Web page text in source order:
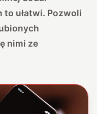
to ułatwi. Pozwoli
nimi ze